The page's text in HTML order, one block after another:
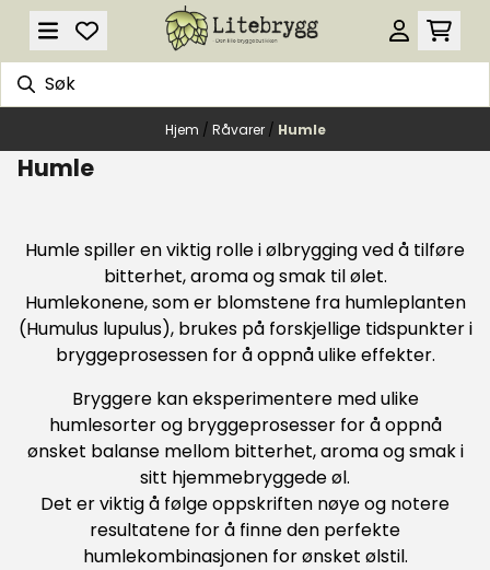
Hopp til innhold
Hjem / Råvarer / Humle
Humle
Humle spiller en viktig rolle i ølbrygging ved å tilføre
bitterhet, aroma og smak til ølet.
Humlekonene, som er blomstene fra humleplanten
(Humulus lupulus), brukes på forskjellige tidspunkter i
bryggeprosessen for å oppnå ulike effekter.
Bryggere kan eksperimentere med ulike
humlesorter og bryggeprosesser for å oppnå
ønsket balanse mellom bitterhet, aroma og smak i
sitt hjemmebryggede øl.
Det er viktig å følge oppskriften nøye og notere
resultatene for å finne den perfekte
humlekombinasjonen for ønsket ølstil.